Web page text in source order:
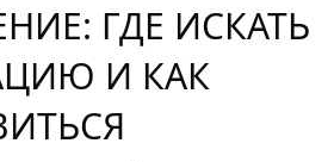
ГДЕ ИСКАТЬ
И КАК